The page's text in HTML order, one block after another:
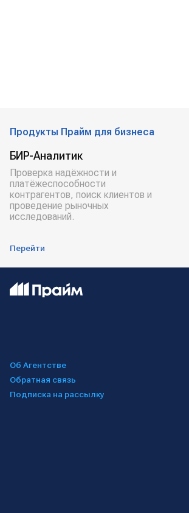
Продукты Прайм для бизнеса
БИР-Аналитик
Проверка надёжности и
платёжеспособности
контрагентов, поиск клиентов и
проведение рыночных
исследований.
Перейти
Об Агентстве
Обратная связь
Подписка на рассылку